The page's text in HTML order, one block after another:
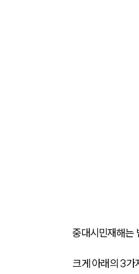
중대시민재해는
크게 아래의 3가